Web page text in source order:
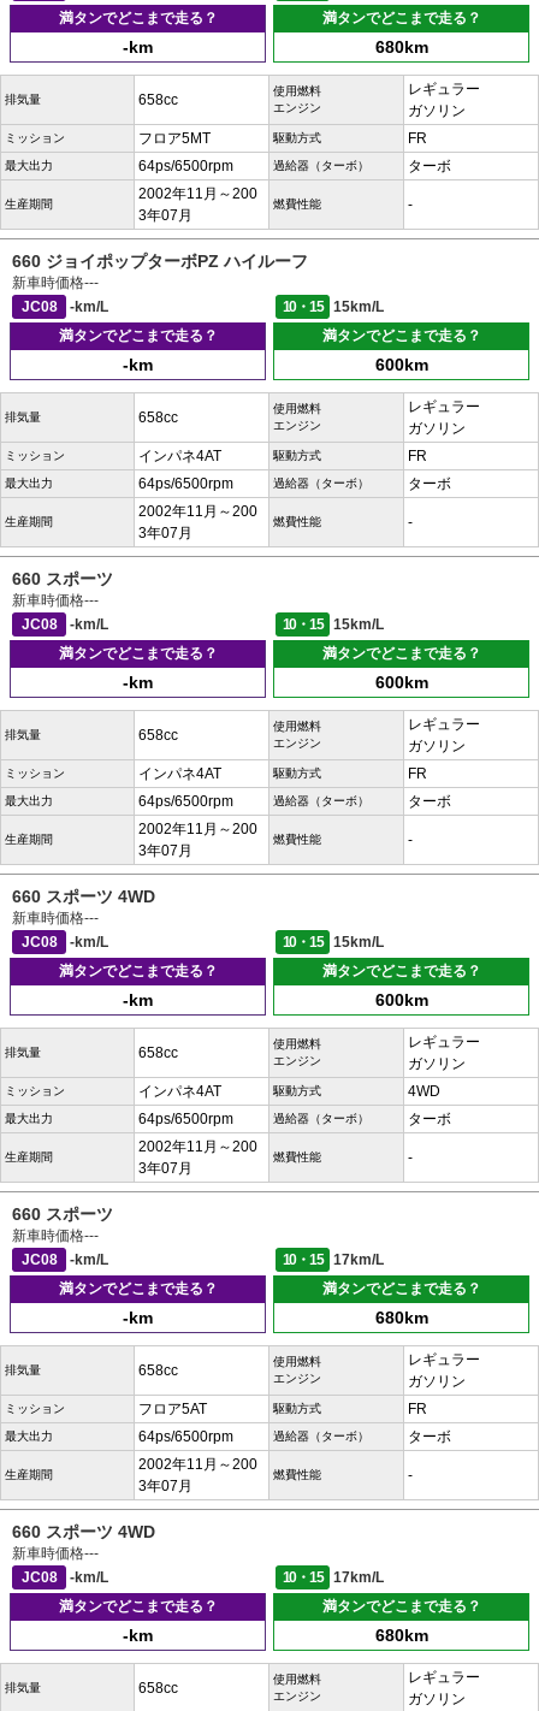
満タンでどこまで走る？
-km
満タンでどこまで走る？
680km
排気量 658cc
使用燃料
エンジン
レギュラー
ガソリン
ミッション フロア5MT 駆動方式 FR
最大出力 64ps/6500rpm 過給器（ターボ） ターボ
生産期間
2002年11月～200
3年07月
燃費性能 -
660 ジョイポップターボPZ ハイルーフ
新車時価格---
JC08
-km/L 10・15
15km/L
満タンでどこまで走る？
-km
満タンでどこまで走る？
600km
排気量 658cc
使用燃料
エンジン
レギュラー
ガソリン
ミッション インパネ4AT 駆動方式 FR
最大出力 64ps/6500rpm 過給器（ターボ） ターボ
生産期間
2002年11月～200
3年07月
燃費性能 -
660 スポーツ
新車時価格---
JC08
-km/L 10・15
15km/L
満タンでどこまで走る？
-km
満タンでどこまで走る？
600km
排気量 658cc
使用燃料
エンジン
レギュラー
ガソリン
ミッション インパネ4AT 駆動方式 FR
最大出力 64ps/6500rpm 過給器（ターボ） ターボ
生産期間
2002年11月～200
3年07月
燃費性能 -
660 スポーツ 4WD
新車時価格---
JC08
-km/L 10・15
15km/L
満タンでどこまで走る？
-km
満タンでどこまで走る？
600km
排気量 658cc
使用燃料
エンジン
レギュラー
ガソリン
ミッション インパネ4AT 駆動方式 4WD
最大出力 64ps/6500rpm 過給器（ターボ） ターボ
生産期間
2002年11月～200
3年07月
燃費性能 -
660 スポーツ
新車時価格---
JC08
-km/L 10・15
17km/L
満タンでどこまで走る？
-km
満タンでどこまで走る？
680km
排気量 658cc
使用燃料
エンジン
レギュラー
ガソリン
ミッション フロア5AT 駆動方式 FR
最大出力 64ps/6500rpm 過給器（ターボ） ターボ
生産期間
2002年11月～200
3年07月
燃費性能 -
660 スポーツ 4WD
新車時価格---
JC08
-km/L 10・15
17km/L
満タンでどこまで走る？
-km
満タンでどこまで走る？
680km
排気量 658cc
使用燃料
エンジン
レギュラー
ガソリン